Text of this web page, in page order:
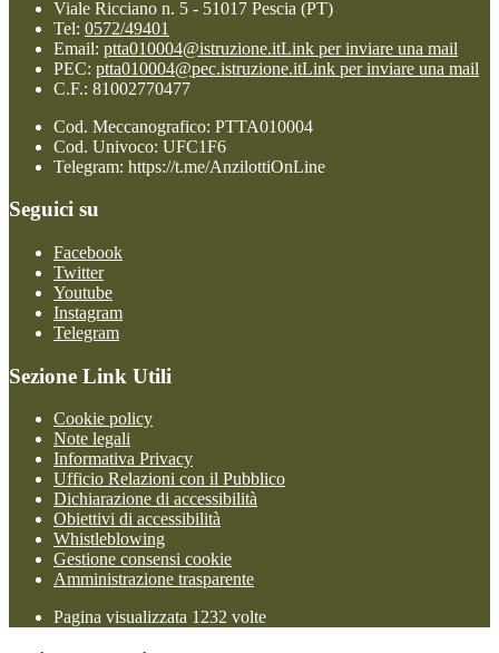
Viale Ricciano n. 5 - 51017 Pescia (PT)
Tel: 0572/49401
Email: ptta010004@istruzione.itLink per inviare una mail
PEC: ptta010004@pec.istruzione.itLink per inviare una mail
C.F.: 81002770477
Cod. Meccanografico: PTTA010004
Cod. Univoco: UFC1F6
Telegram: https://t.me/AnzilottiOnLine
Seguici su
Facebook
Twitter
Youtube
Instagram
Telegram
Sezione Link Utili
Cookie policy
Note legali
Informativa Privacy
Ufficio Relazioni con il Pubblico
Dichiarazione di accessibilità
Obiettivi di accessibilità
Whistleblowing
Gestione consensi cookie
Amministrazione trasparente
Pagina visualizzata 1232 volte